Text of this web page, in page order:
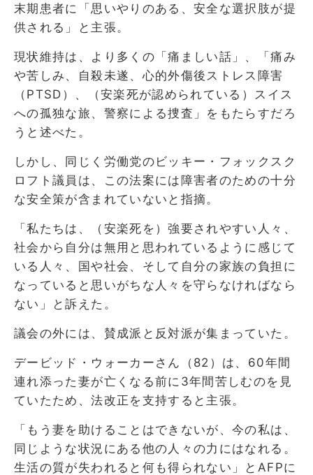
末期患者に「思いやりのある、安全な選択肢が提
供される」と主張。
現状維持は、より多くの「痛ましい話」、「痛み
や苦しみ、自殺未遂、心的外傷後ストレス障害
（PTSD）、（安楽死が認められている）スイス
への孤独な旅、警察による捜査」をもたらすだろ
うと述べた。
しかし、同じく労働党のビッキー・フォックスク
ロフト議員は、この法案には障害者のための十分
な安全策が含まれていないと指摘。
「私たちは、（安楽死を）強要されやすい人々、
社会から自分は無用と思われているように感じて
いる人々、国や社会、そして自分の家族の負担に
なっていると思いがちな人々を守らなければなら
ない」と訴えた。
議会の外には、賛成派と反対派が集まっていた。
デービッド・ウォーカーさん（82）は、60年間
連れ添った妻が亡くなる前に3年間苦しむのを見
ていたため、法改正を支持すると主張。
「もう妻を助けることはできないが、今の私は、
同じような状況にある他の人々の力にはなれる。
生活の質が失われると何も得られない」とAFPに